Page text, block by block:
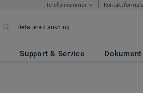
Telefonnummer
Detaljerad sökning
Support & Service Dokument